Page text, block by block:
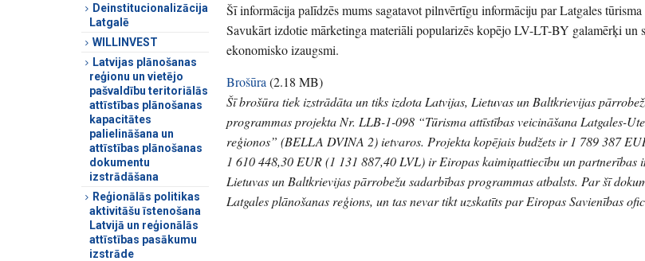
Šī informācija palīdzēs mums sagatavot pilnvērtīgu informāciju par Latgales
Savukārt izdotie mārketinga materiāli popularizēs kopējo LV-LT-BY galamērķi un
ekonomisko izaugsmi.
Brošūra (2.18 MB)
Šī brošūra tiek izstrādāta un tiks izdota Latvijas, Lietuvas un Baltkrievijas
programmas projekta Nr. LLB-1-098 “Tūrisma attīstības veicināšana Latgales-
reģionos” (BELLA DVINA 2) ietvaros. Projekta kopējais budžets ir 1 789 387
1 610 448,30 EUR (1 131 887,40 LVL) ir Eiropas kaimiņattiecību un partnerības
Lietuvas un Baltkrievijas pārrobežu sadarbības programmas atbalsts. Par šī
Latgales plānošanas reģions, un tas nevar tikt uzskatīts par Eiropas Savienības
Deinstitucionalizācija
Latgalē
WILLINVEST
Latvijas plānošanas
reģionu un vietējo
pašvaldību teritoriālās
attīstības plānošanas
kapacitātes
palielināšana un
attīstības plānošanas
dokumentu
izstrādāšana
Reģionālās politikas
aktivitāšu īstenošana
Latvijā un reģionālās
attīstības pasākumu
izstrāde